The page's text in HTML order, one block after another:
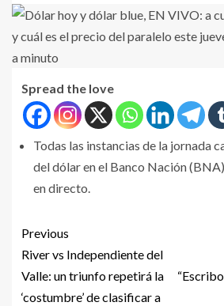
Spread the love
Todas las instancias de la jornada
del dólar en el Banco Nación
en directo.
Previous
River vs Independiente del
Valle: un triunfo repetirá la
‘costumbre’ de clasificar a